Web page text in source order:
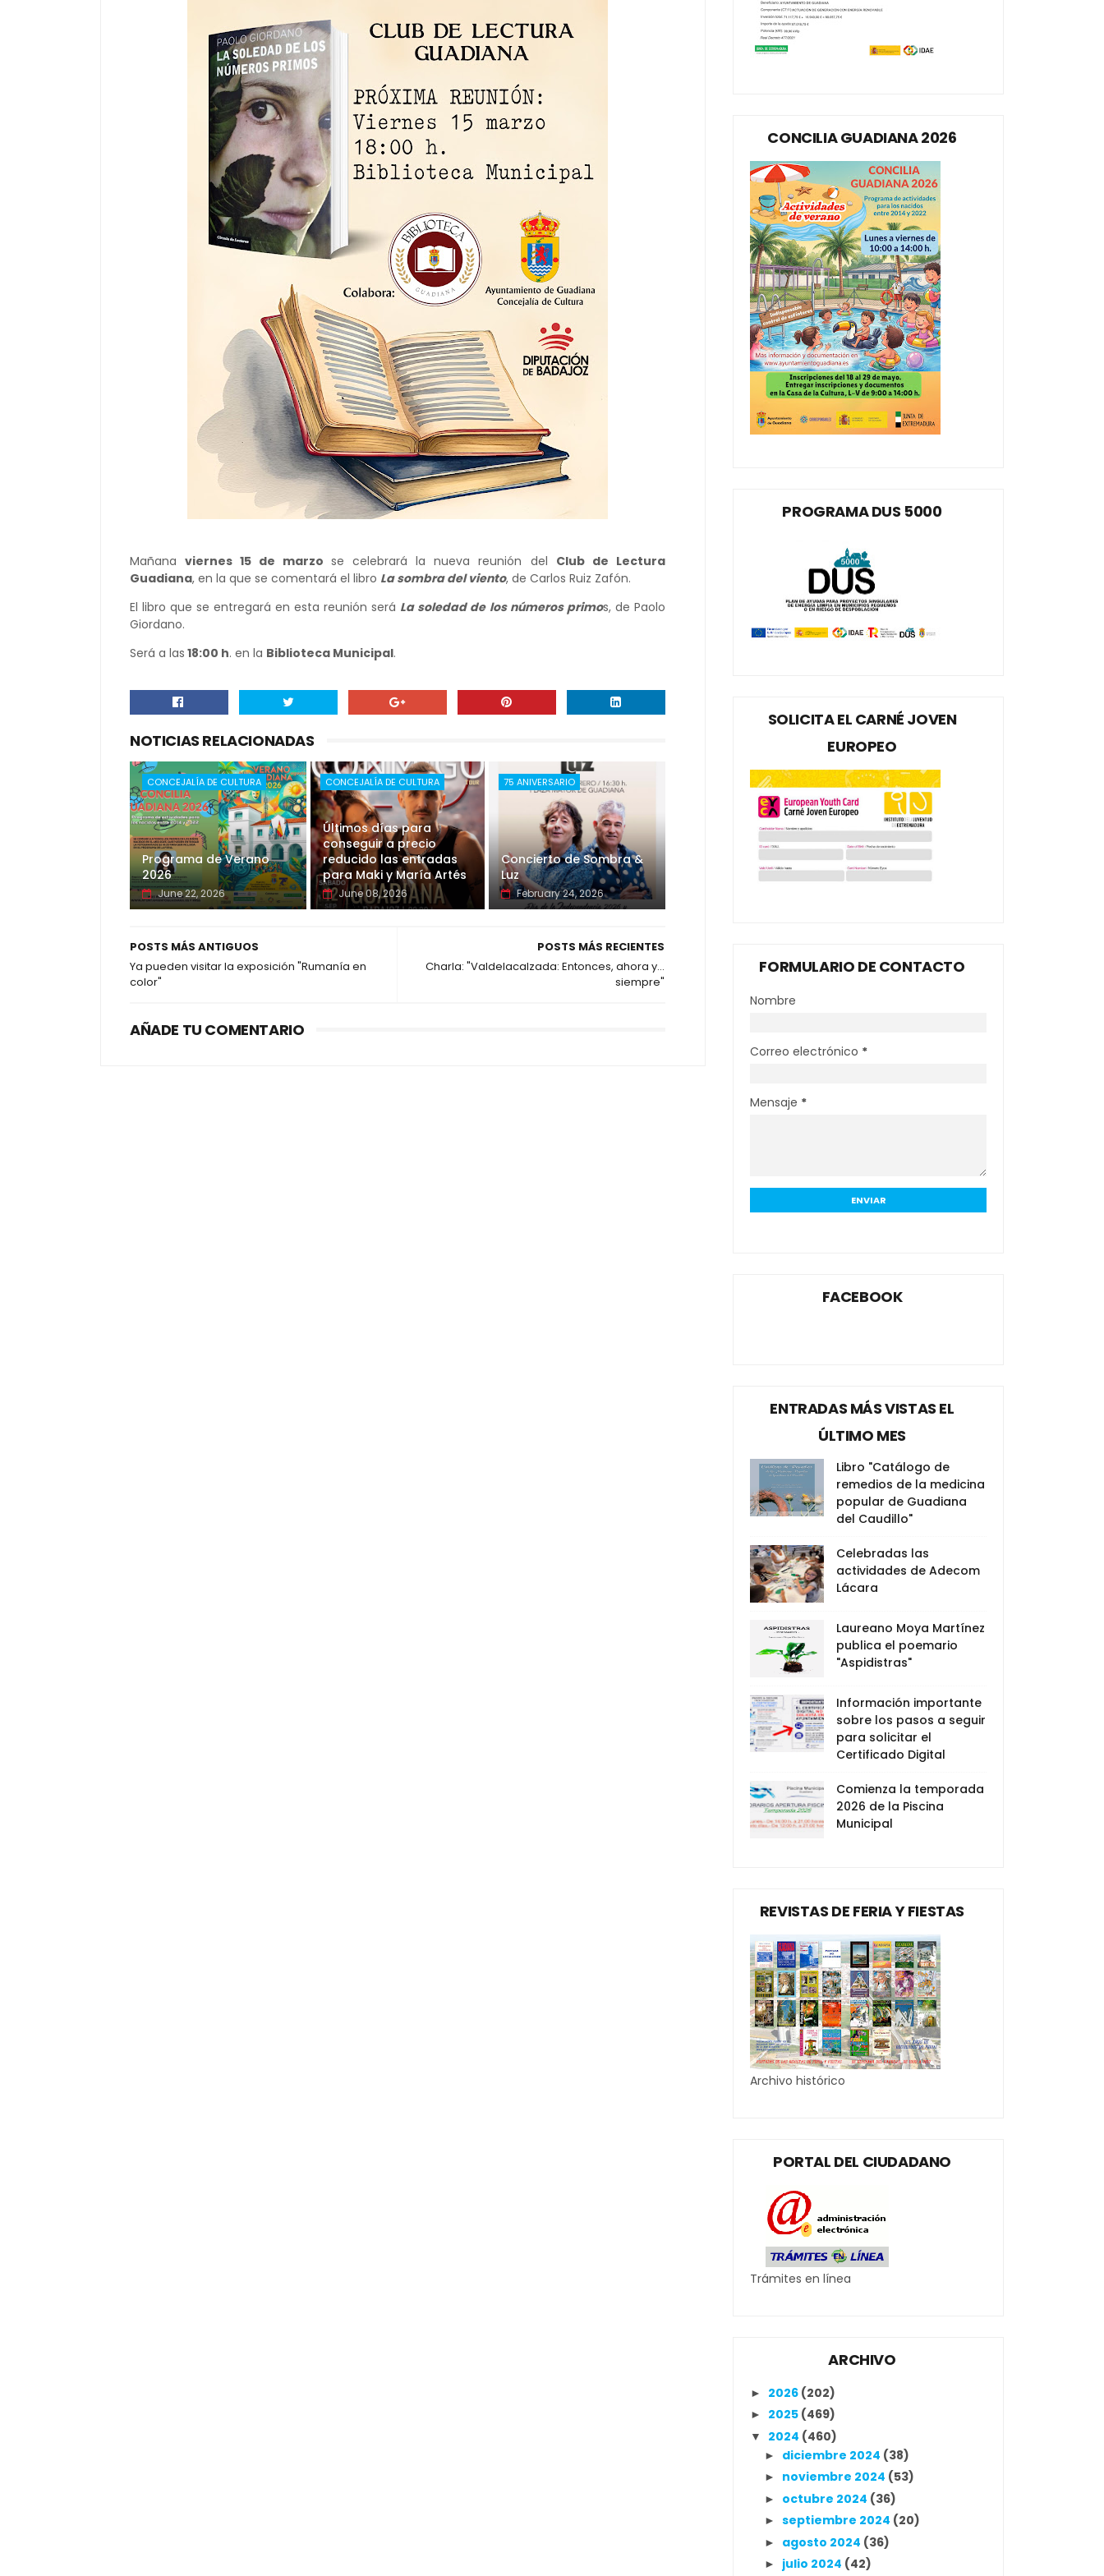
Mañanaviernes 15 de marzose celebrará la nueva reunión del Club de Lectura
Guadiana, en la que se comentará el libro La sombra del viento, de Carlos Ruiz Zafón.
El libro que se entregará en esta reunión será La soledad de los números primos, de Paolo
Giordano.
Será a las 18:00 h. en la Biblioteca Municipal.
NOTICIAS RELACIONADAS
CONCEJALÍA DE CULTURA
Programa de Verano
2026
June 22, 2026
CONCEJALÍA DE CULTURA
Últimos días para
conseguir a precio
reducido las entradas
para Maki y María Artés
June 08, 2026
75 ANIVERSARIO
Concierto de Sombra &
Luz
February 24, 2026
POSTS MÁS RECIENTES
Charla: "Valdelacalzada: Entonces, ahora y...
siempre"
POSTS MÁS ANTIGUOS
Ya pueden visitar la exposición "Rumanía en
color"
AÑADE TU COMENTARIO
CONCILIA GUADIANA 2026
PROGRAMA DUS 5000
SOLICITA EL CARNÉ JOVEN
EUROPEO
FORMULARIO DE CONTACTO
Nombre
Correo electrónico *
Mensaje *
FACEBOOK
ENTRADAS MÁS VISTAS EL
ÚLTIMO MES
Libro "Catálogo de
remedios de la medicina
popular de Guadiana
del Caudillo"
Celebradas las
actividades de Adecom
Lácara
Laureano Moya Martínez
publica el poemario
"Aspidistras"
Información importante
sobre los pasos a seguir
para solicitar el
Certificado Digital
Comienza la temporada
2026 de la Piscina
Municipal
REVISTAS DE FERIA Y FIESTAS
Archivo histórico
PORTAL DEL CIUDADANO
Trámites en línea
ARCHIVO
► 2026 (202)
► 2025 (469)
▼ 2024 (460)
► diciembre 2024 (38)
► noviembre 2024 (53)
► octubre 2024 (36)
► septiembre 2024 (20)
► agosto 2024 (36)
► julio 2024 (42)